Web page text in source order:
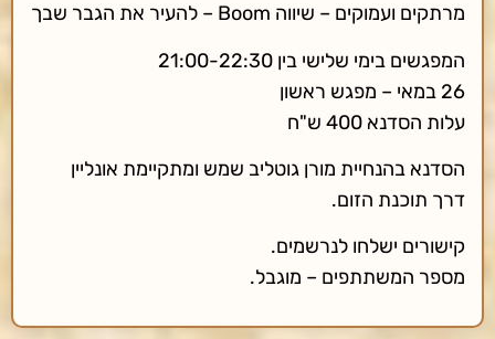
מרתקים ועמוקים – שיווה Boom – להעיר את הגבר שבך
המפגשים בימי שלישי בין 21:00-22:30
26 במאי – מפגש ראשון
עלות הסדנא 400 ש"ח
הסדנא בהנחיית מורן גוטליב שמש ומתקיימת אונליין
דרך תוכנת הזום.
קישורים ישלחו לנרשמים.
מספר המשתתפים – מוגבל.